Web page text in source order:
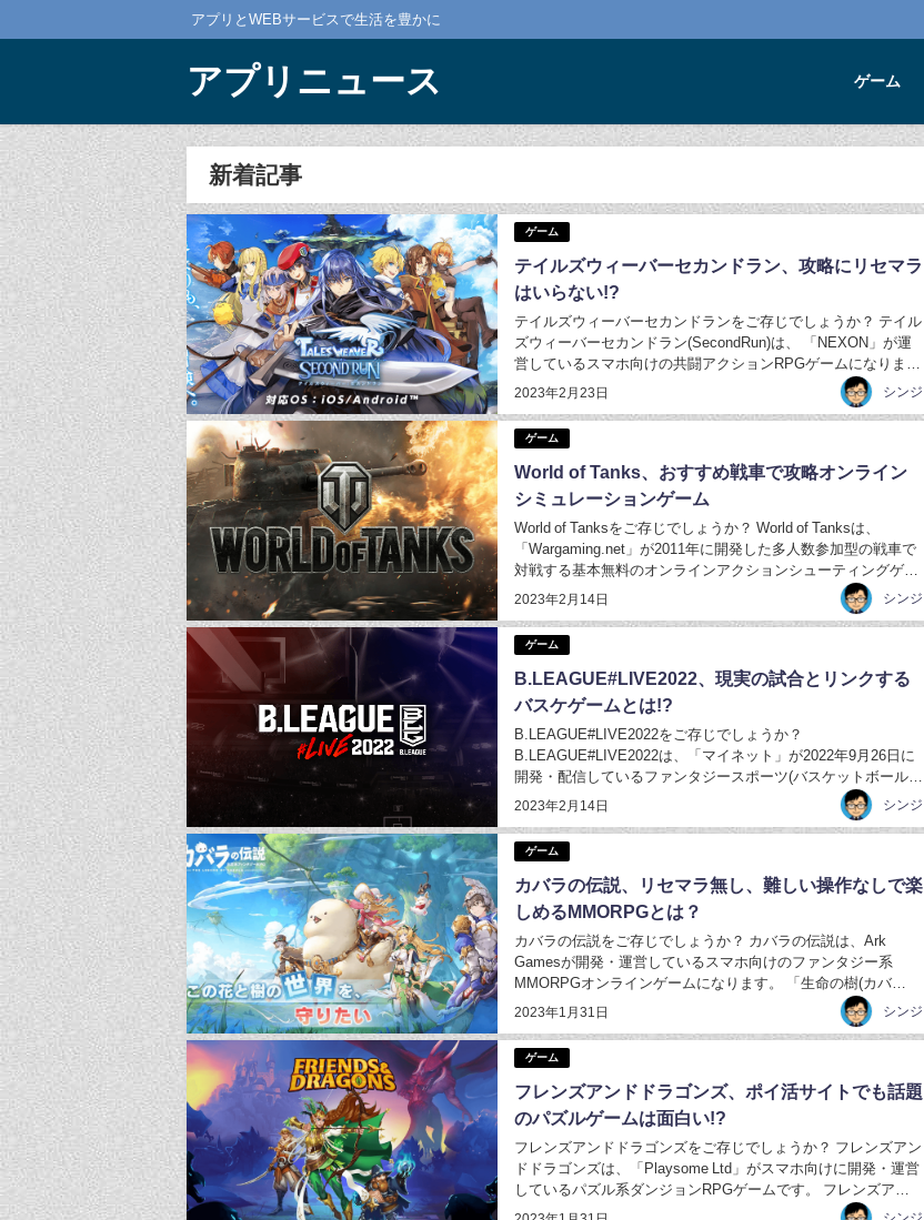
アプリとWEBサービスで生活を豊かに
アプリニュース ゲーム
新着記事
ゲーム
テイルズウィーバーセカンドラン、攻略にリセマラ
はいらない!?
2023年2月23日
テイルズウィーバーセカンドランをご存じでしょうか？ テイル
ズウィーバーセカンドラン(SecondRun)は、 「NEXON」が運
営しているスマホ向けの共闘アクションRPGゲームになりま
す。 前作であるPC版のテイルズウィーバーから大幅リメイク
される形で、2022年11月にリリースされました。 早速ゲーム
を開始すると、 ...
シンジ
ゲーム
World of Tanks、おすすめ戦車で攻略オンライン
シミュレーションゲーム
2023年2月14日
World of Tanksをご存じでしょうか？ World of Tanksは、
「Wargaming.net」が2011年に開発した多人数参加型の戦車で
対戦する基本無料のオンラインアクションシューティングゲー
ムです。 現状では、全世界で1億6千万人がプレイする人気のゲ
シンジ
ゲーム
B.LEAGUE#LIVE2022、現実の試合とリンクする
バスケゲームとは!?
2023年2月14日
B.LEAGUE#LIVE2022をご存じでしょうか？
B.LEAGUE#LIVE2022は、「マイネット」が2022年9月26日に
開発・配信しているファンタジースポーツ(バスケットボール)
ゲーム。 B.LEAGUE#LIVE2022は、 実際の「Bリーグ (ジャパ
ン・プロフェッショナル・バスケットリーグ)」の試合デ...
シンジ
ゲーム
カバラの伝説、リセマラ無し、難しい操作なしで楽
しめるMMORPGとは？
2023年1月31日
カバラの伝説をご存じでしょうか？ カバラの伝説は、Ark
Gamesが開発・運営しているスマホ向けのファンタジー系
MMORPGオンラインゲームになります。 「生命の樹(カバ
ラ)」が支える自然豊かな世界が舞台となっていますが、そんな
生命の樹に「ヤヨイ族」が放ったモンスターが迫っている。 プ
レイヤーである主人公は、 そんな...
シンジ
ゲーム
フレンズアンドドラゴンズ、ポイ活サイトでも話題
のパズルゲームは面白い!?
フレンズアンドドラゴンズをご存じでしょうか？ フレンズアン
ドドラゴンズは、「Playsome Ltd」がスマホ向けに開発・運営
しているパズル系ダンジョンRPGゲームです。 フレンズアン
ドドラゴンズでは、マス目のダンジョンマップ上で各キャラを